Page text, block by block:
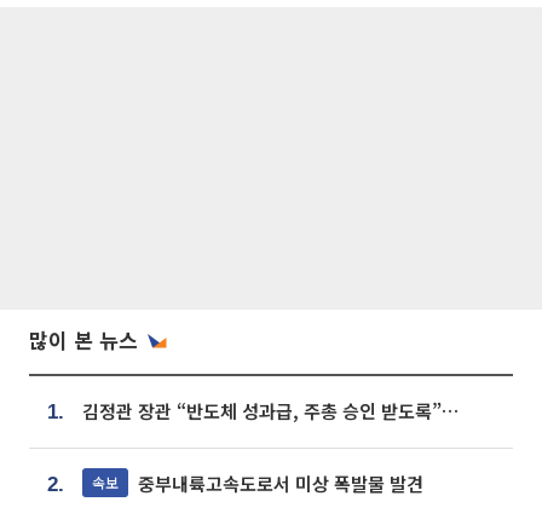
많이 본 뉴스
1. 김정관 장관 “반도체 성과급, 주총 승인 받도록”…상법·자본시장법 개정 시사
2. 속보 중부내륙고속도로서 미상 폭발물 발견